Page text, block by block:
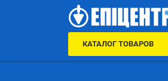
КАТАЛОГ ТОВАРОВ